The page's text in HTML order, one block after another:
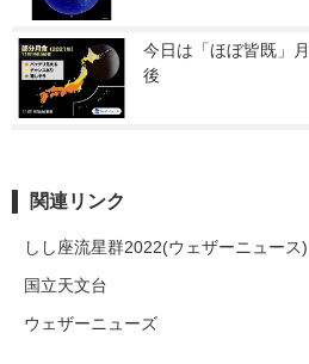
今日は「ほぼ皆既」
後
関連リンク
しし座流星群2022(ウェザーニュース)
国立天文台
ウェザーニューズ